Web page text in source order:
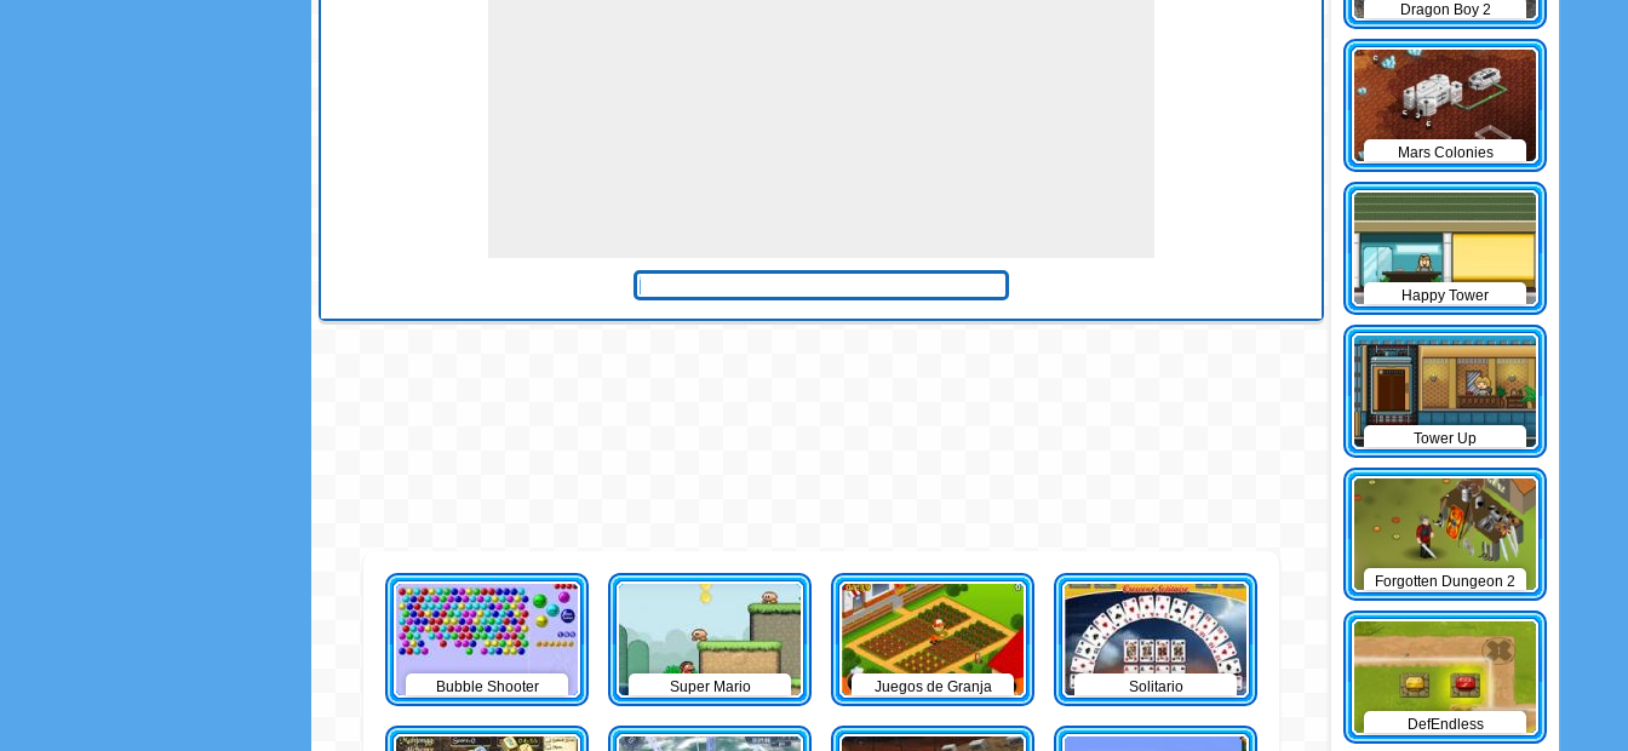
Bubble Shooter Super Mario Juegos de Granja Solitario
Dragon Boy 2
Mars Colonies
Happy Tower
Tower Up
Forgotten Dungeon 2
DefEndless